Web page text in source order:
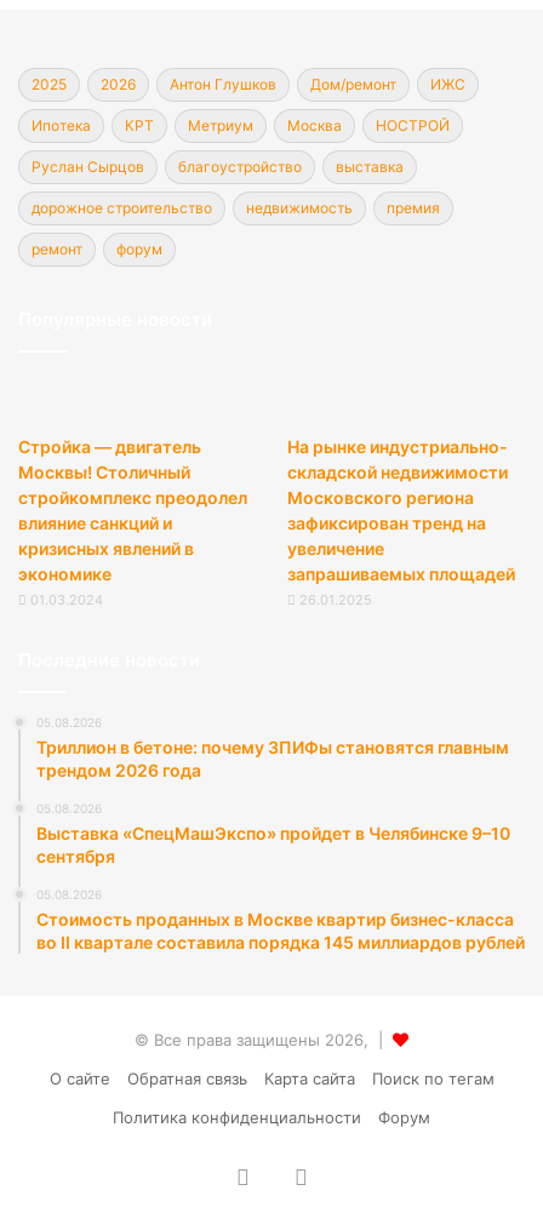
2025 2026 Антон Глушков Дом/ремонт ИЖС
Ипотека КРТ Метриум Москва НОСТРОЙ
Руслан Сырцов благоустройство выставка
дорожное строительство недвижимость премия
ремонт форум
Стройка — двигатель
Москвы! Столичный
стройкомплекс преодолел
влияние санкций и
кризисных явлений в
экономике
01.03.2024
На рынке индустриально-
складской недвижимости
Московского региона
зафиксирован тренд на
увеличение
запрашиваемых площадей
26.01.2025
05.08.2026
Триллион в бетоне: почему ЗПИФы становятся главным
трендом 2026 года
05.08.2026
Выставка «СпецМашЭкспо» пройдет в Челябинске 9–10
сентября
05.08.2026
Стоимость проданных в Москве квартир бизнес-класса
во II квартале составила порядка 145 миллиардов рублей
© Все права защищены 2026, |
О сайте
Обратная связь Карта сайта
Поиск по тегам
Политика конфиденциальности
Форум
vk.com